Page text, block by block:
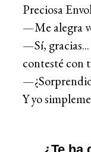
Preciosa
—Me alegra
—Sí,
contesté con
Y yo